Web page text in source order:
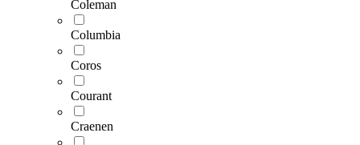
Coleman
Columbia
Coros
Courant
Craenen